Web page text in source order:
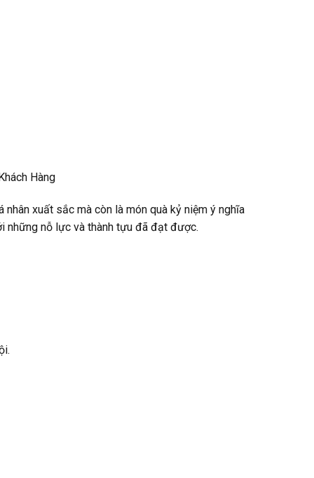
Hàng
xuất sắc mà còn là món quà kỷ niệm ý nghĩa
những nỗ lực và thành tựu đã đạt được.